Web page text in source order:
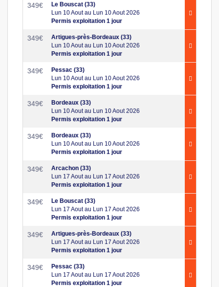
349€
Le Bouscat (33)
Lun 10 Aout au Lun 10 Aout 2026
Permis exploitation 1 jour
349€
Artigues-près-Bordeaux (33)
Lun 10 Aout au Lun 10 Aout 2026
Permis exploitation 1 jour
349€
Pessac (33)
Lun 10 Aout au Lun 10 Aout 2026
Permis exploitation 1 jour
349€
Bordeaux (33)
Lun 10 Aout au Lun 10 Aout 2026
Permis exploitation 1 jour
349€
Bordeaux (33)
Lun 10 Aout au Lun 10 Aout 2026
Permis exploitation 1 jour
349€
Arcachon (33)
Lun 17 Aout au Lun 17 Aout 2026
Permis exploitation 1 jour
349€
Le Bouscat (33)
Lun 17 Aout au Lun 17 Aout 2026
Permis exploitation 1 jour
349€
Artigues-près-Bordeaux (33)
Lun 17 Aout au Lun 17 Aout 2026
Permis exploitation 1 jour
349€
Pessac (33)
Lun 17 Aout au Lun 17 Aout 2026
Permis exploitation 1 jour